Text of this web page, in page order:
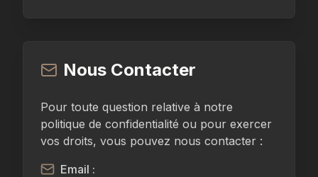
Nous Contacter
Pour toute question relative à notre
politique de confidentialité ou pour exercer
vos droits, vous pouvez nous contacter :
Email :